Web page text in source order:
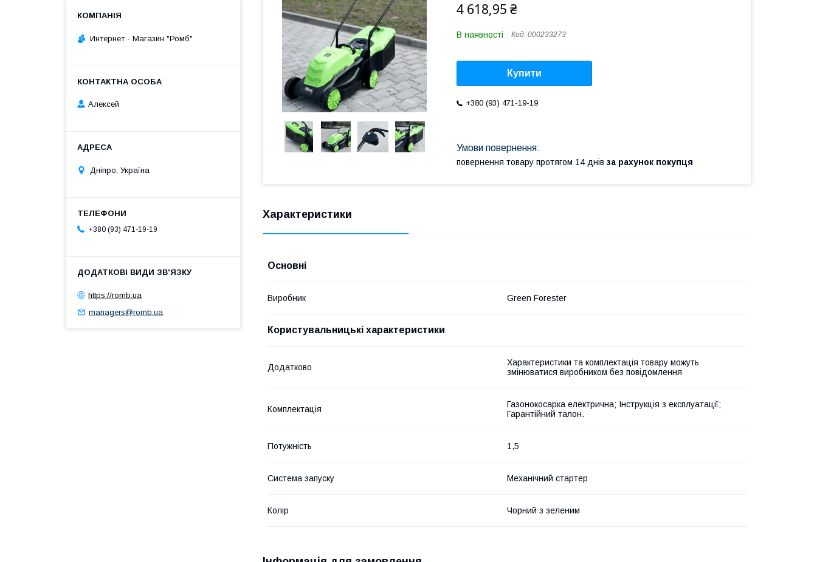
4 618,95 ₴
В наявності Код: 000233273
Купити
+380 (93) 471-19-19
повернення товару протягом 14 днів за рахунок покупця
Характеристики
Основні
Виробник Green Forester
Користувальницькі характеристики
Додатково
Характеристики та комплектація товару можуть
змінюватися виробником без повідомлення
Комплектація
Газонокосарка електрична; Інструкція з експлуатації;
Гарантійний талон.
Потужність 1,5
Система запуску Механічний стартер
Колір Чорний з зеленим
Интернет - Магазин "Ромб"
Алексей
Дніпро, Україна
+380 (93) 471-19-19
https://romb.ua
managers@romb.ua